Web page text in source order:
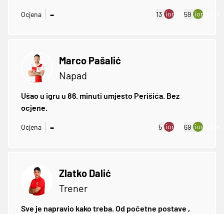
Ocjena - 13 ion:minus
59 ion:plus
Marco Pašalić
Napad
Ušao u igru u 86. minuti umjesto Perišića. Bez
ocjene.
Ocjena - 5 ion:minus
69 ion:plus
Zlatko Dalić
Trener
Sve je napravio kako treba. Od početne postave ,